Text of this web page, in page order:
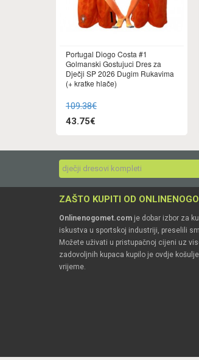
Portugal Diogo Costa #1
Golmanski Gostujuci Dres za
Dječji SP 2026 Dugim Rukavima
(+ kratke hlače)
109.38€
43.75€
dječji dresovi kompleti
ZAŠTO KUPITI OD
Onlinenogomet.com je dobar izbor za
iskustva u sportskoj industriji, preselili
Možete uživati u pristupačnoj cijeni uz
zadovoljnih kupaca kupilo je ovdje
vrijeme.